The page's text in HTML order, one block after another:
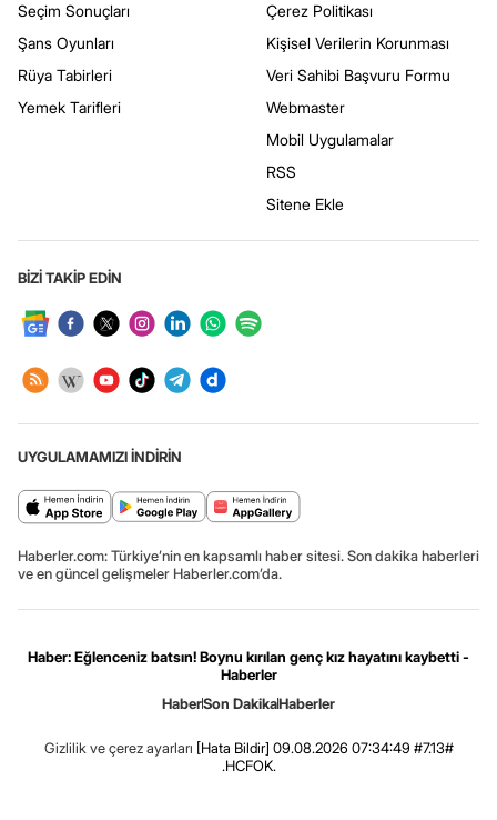
Seçim Sonuçları
Şans Oyunları
Rüya Tabirleri
Yemek Tarifleri
Çerez Politikası
Kişisel Verilerin Korunması
Veri Sahibi Başvuru Formu
Webmaster
Mobil Uygulamalar
RSS
Sitene Ekle
BİZİ TAKİP EDİN
UYGULAMAMIZI İNDİRİN
Haberler.com: Türkiye’nin en kapsamlı haber sitesi. Son dakika haberleri
ve en güncel gelişmeler Haberler.com’da.
Haber: Eğlenceniz batsın! Boynu kırılan genç kız hayatını kaybetti -
Haberler
HaberSon DakikaHaberler
Gizlilik ve çerez ayarları [Hata Bildir] 09.08.2026 07:34:49 #7.13#
.HCFOK.